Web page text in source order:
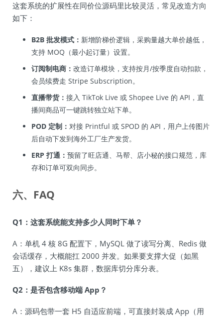
这套系统的扩展性在同价位源码里比较灵活，常见改造方向
如下：
B2B 批发模式： 新增阶梯价逻辑，采购量越大单价越低，
支持 MOQ（最小起订量）设置。
订阅制电商： 改造订单模块，支持按月/按季度自动扣款，
会员续费走 Stripe Subscription。
直播带货： 接入 TikTok Live 或 Shopee Live 的 API，直
播间商品可一键跳转独立站下单。
POD 定制： 对接 Printful 或 SPOD 的 API，用户上传图片
后自动下发到海外工厂生产发货。
ERP 打通： 预留了旺店通、马帮、店小秘的接口规范，库
存和订单可双向同步。
六、FAQ
Q1：这套系统能支持多少人同时下单？
A：单机 4 核 8G 配置下，MySQL 做了读写分离、Redis 做
会话缓存，大概能扛 2000 并发。如果要支撑大促（如黑
五），建议上 K8s 集群，数据库切分库分表。
Q2：是否包含移动端 App？
A：源码包带一套 H5 自适应前端，可直接封装成 App（用